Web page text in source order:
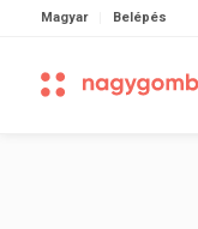
Magyar Belépés